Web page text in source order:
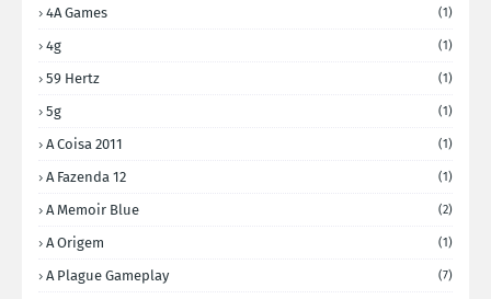
4A Games (1)
4g (1)
59 Hertz (1)
5g (1)
A Coisa 2011 (1)
A Fazenda 12 (1)
A Memoir Blue (2)
A Origem (1)
A Plague Gameplay (7)